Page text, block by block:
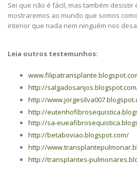
Sei que não é fácil, mas também desistir
mostraremos ao mundo que somos
interior que nada nem ninguém nos
Leia outros testemunhos:
http://
http://
http://
http://sa-
http://betaboviao.blogspot.com/
http://
http://transplantes-